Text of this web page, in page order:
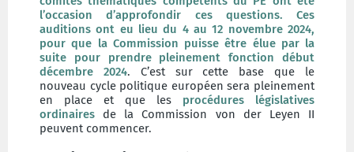
l’occasion d’approfondir ces questions. Ces
auditions ont eu lieu du 4 au 12 novembre 2024,
pour que la Commission puisse être élue par la
suite pour prendre pleinement fonction début
décembre 2024. C’est sur cette base que le
nouveau cycle politique européen sera pleinement
en place et que les procédures législatives
ordinaires de la Commission von der Leyen II
peuvent commencer.